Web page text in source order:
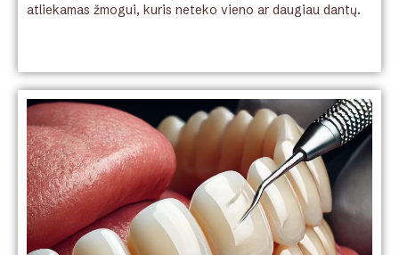
atliekamas žmogui, kuris neteko vieno ar daugiau dantų.